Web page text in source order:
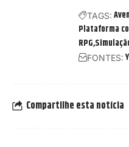
TAGS:
Plataforma
RPG
FONTES:
Compartilhe esta notícia